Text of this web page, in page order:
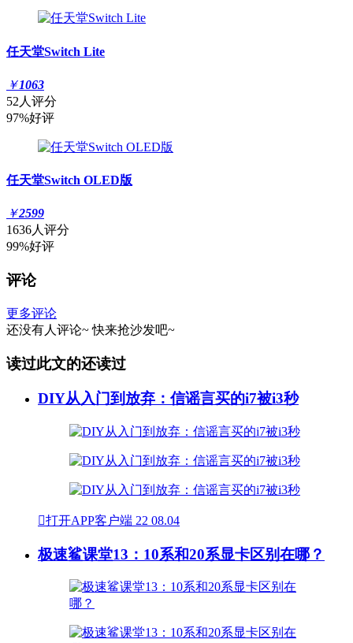
任天堂Switch Lite
￥1063
52人评分
97%好评
任天堂Switch OLED版
￥2599
1636人评分
99%好评
评论
更多评论
还没有人评论~ 快来抢沙发吧~
读过此文的还读过
DIY从入门到放弃：信谣言买的i7被i3秒
打开APP客户端 22 08.04
极速鲨课堂13：10系和20系显卡区别在哪？